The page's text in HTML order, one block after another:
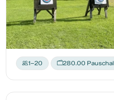
1–20 280.00 Pauschal